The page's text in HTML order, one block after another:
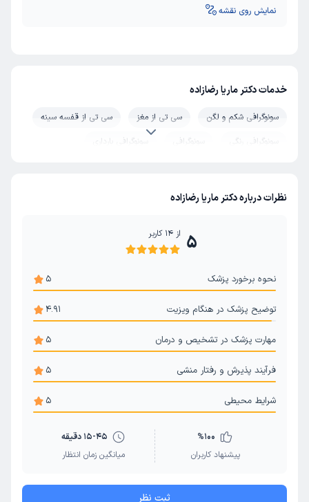
نمایش روی نقشه
خدمات دکتر ماریا رضازاده
سونوگرافی شکم و لگن سی تی از مغز
سی تی از قفسه سینه
سونوگرافی رنگی
سونوگرافی
سونوگرافی بارداری
داپلر رنگی
نظرات درباره دکتر ماریا رضازاده
5 از 14 کاربر
نحوه برخورد پزشک 5
توضیح پزشک در هنگام ویزیت 4.91
مهارت پزشک در تشخیص و درمان 5
فرآیند پذیرش و رفتار منشی 5
شرایط محیطی 5
%100
پیشنهاد کاربران
15-45 دقیقه
میانگین زمان انتظار
ثبت نظر